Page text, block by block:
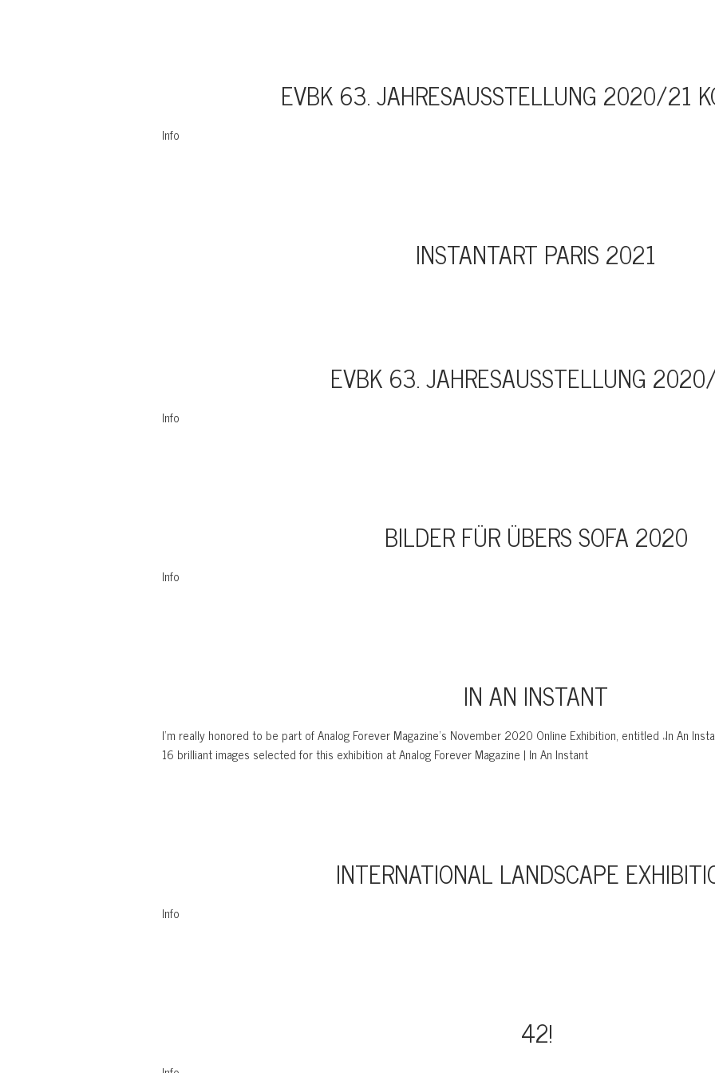
EVBK 63. JAHRESAUSSTELLUNG 2020/21
Info
INSTANTART PARIS 2021
EVBK 63. JAHRESAUSSTELLUNG
Info
BILDER FÜR ÜBERS SOFA 2020
Info
IN AN INSTANT
I’m really honored to be part of Analog Forever Magazine’s November 2020 Online Exhibition, entitled „In An
16 brilliant images selected for this exhibition at Analog Forever Magazine | In An Instant
INTERNATIONAL LANDSCAPE
Info
42!